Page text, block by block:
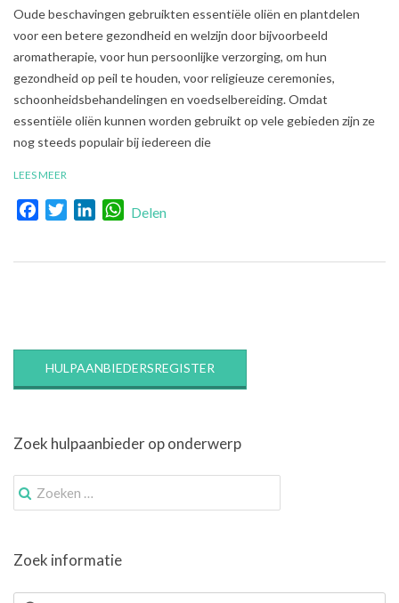
2021-
Oude beschavingen gebruikten essentiële oliën en plantdelen
voor een betere gezondheid en welzijn door bijvoorbeeld
aromatherapie, voor hun persoonlijke verzorging, om hun
gezondheid op peil te houden, voor religieuze ceremonies,
schoonheidsbehandelingen en voedselbereiding. Omdat
essentiële oliën kunnen worden gebruikt op vele gebieden zijn ze
nog steeds populair bij iedereen die
LEES MEER
FacebookTwitterLinkedInWhatsApp
Delen
HULPAANBIEDERSREGISTER
Zoek hulpaanbieder op onderwerp
Zoek
naar:
Zoek informatie